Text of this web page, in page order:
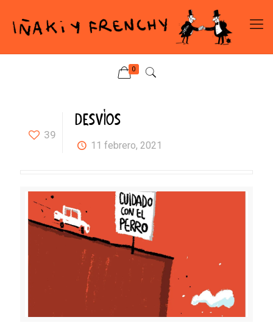
0
39
DESVÍOS
11 febrero, 2021